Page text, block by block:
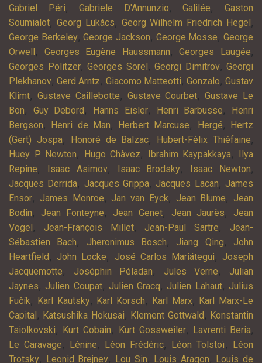
Gabriel Péri,Gabriele D'Annunzio,Galilée,Gaston
Soumialot, Georg Lukács, Georg Wilhelm Friedrich Hegel ,
George Berkeley,George Jackson, George Mosse,George
Orwell , Georges Eugène Haussmann,Georges Laugée,
Georges Politzer, Georges Sorel , Georgi Dimitrov, Georgi
Plekhanov,Gerd Arntz, Giacomo Matteotti, Gonzalo,Gustav
Klimt, Gustave Caillebotte, Gustave Courbet,Gustave Le
Bon, Guy Debord , Hanns Eisler, Henri Barbusse,
Henri
Bergson, Henri de Man, Herbert Marcuse, Hergé,
Hertz
(Gert) Jospa, Honoré de Balzac, Hubert-Félix Thiéfaine,
Huey P. Newton, Hugo Chàvez, Ibrahim Kaypakkaya,
Ilya
Repine, Isaac Asimov, Isaac Brodsky, Isaac Newton,
Jacques Derrida, Jacques Grippa, Jacques Lacan, James
Ensor, James Monroe, Jan van Eyck, Jean Blume, Jean
Bodin, Jean Fonteyne, Jean Genet, Jean Jaurès, Jean
Vogel , Jean-François Millet, Jean-Paul Sartre, Jean-
Sébastien Bach, Jheronimus Bosch, Jiang Qing, John
Heartfield , John Locke, José Carlos Mariátegui, Joseph
Jacquemotte, Joséphin Péladan, Jules Verne, Julian
Jaynes, Julien Coupat, Julien Gracq, Julien Lahaut, Julius
Fučík, Karl Kautsky, Karl Korsch, Karl Marx, Karl Marx-Le
Capital , Katsushika Hokusai, Klement Gottwald , Konstantin
Tsiolkovski, Kurt Cobain, Kurt Gossweiler, Lavrenti Beria,
Le Caravage, Lénine, Léon Frédéric, Léon Tolstoï,
Léon
Trotsky, Leonid Brejnev, Lou Sin, Louis Aragon, Louis de